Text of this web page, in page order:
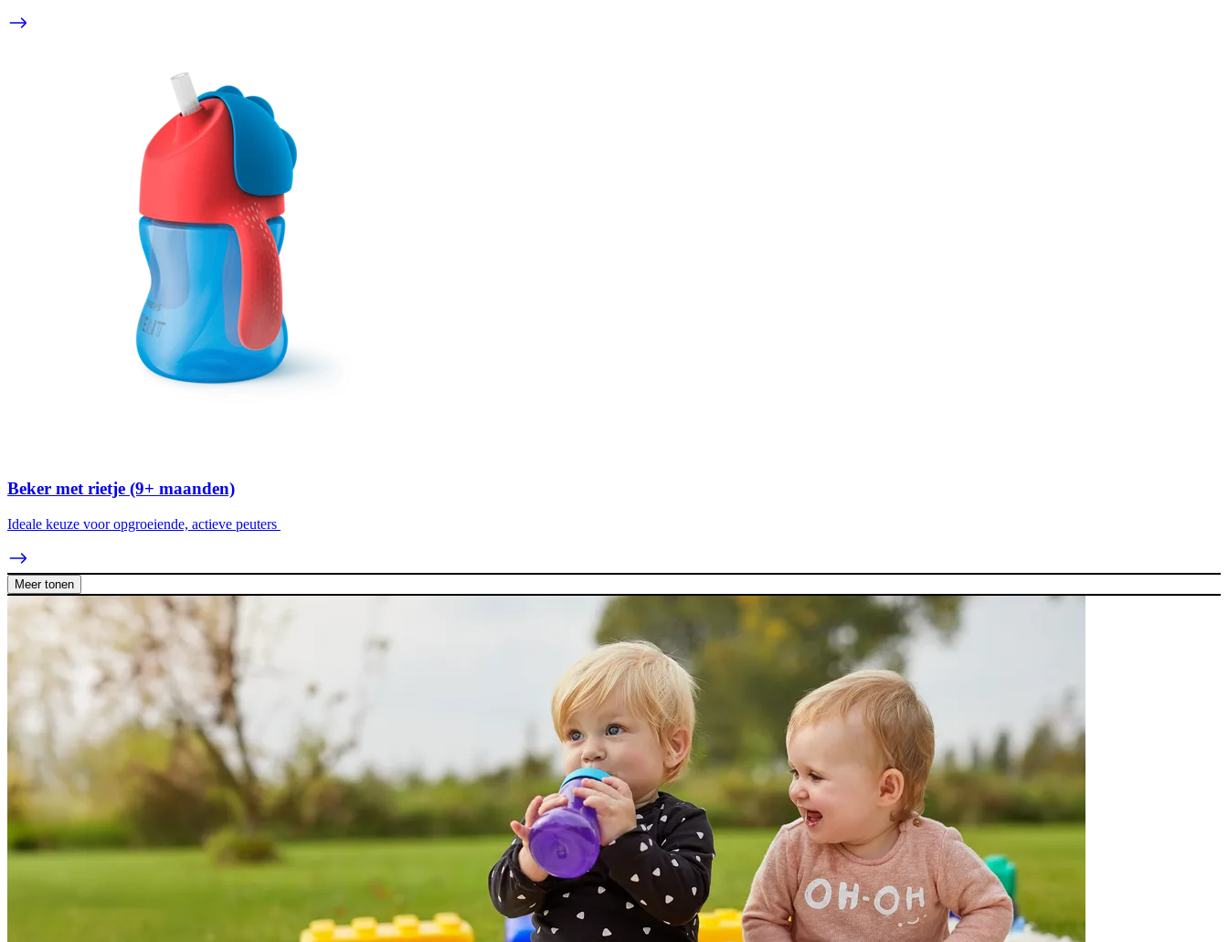
Beker met rietje (9+ maanden)
Ideale keuze voor opgroeiende, actieve peuters
Meer tonen